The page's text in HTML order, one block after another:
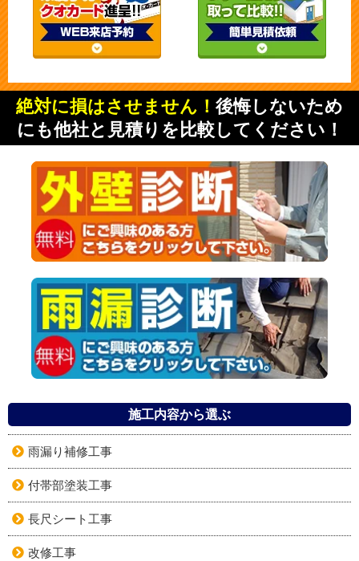
絶対に損はさせません！ 後悔しないため
にも他社と見積りを比較してください！
施工内容から選ぶ
雨漏り補修工事
付帯部塗装工事
長尺シート工事
改修工事